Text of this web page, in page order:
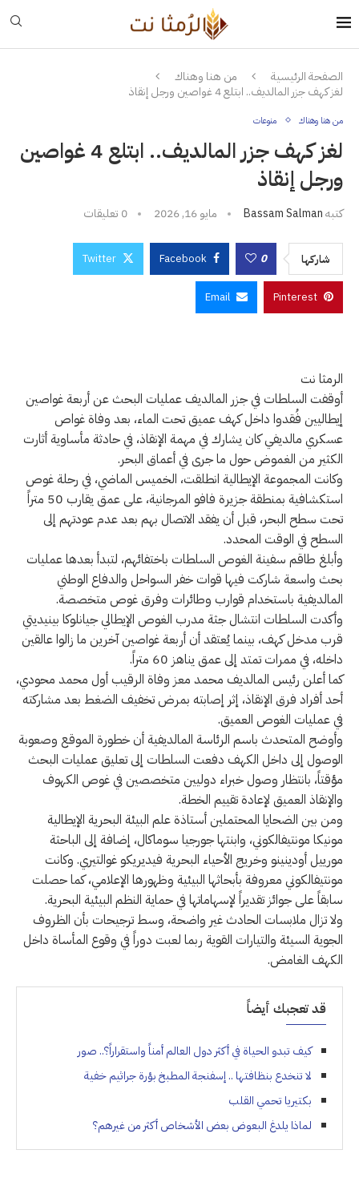
الصفحة الرئيسية
من هنا وهناك
لغز كهف جزر المالديف.. ابتلع 4 غواصين ورجل إنقاذ
من هنا وهناك منوعات
لغز كهف جزر المالديف.. ابتلع 4 غواصين
ورجل إنقاذ
كتبهBassam Salman مايو 16, 2026 0 تعليقات
شاركها 0
Facebook
Twitter
Pinterest
Email
الرمثا نت
أوقفت السلطات في جزر المالديف عمليات البحث عن أربعة غواصين
إيطاليين فُقدوا داخل كهف عميق تحت الماء، بعد وفاة غواص
عسكري مالديفي كان يشارك في مهمة الإنقاذ، في حادثة مأساوية أثارت
الكثير من الغموض حول ما جرى في أعماق البحر.
وكانت المجموعة الإيطالية انطلقت، الخميس الماضي، في رحلة غوص
استكشافية بمنطقة جزيرة فافو المرجانية، على عمق يقارب 50 متراً
تحت سطح البحر، قبل أن يفقد الاتصال بهم بعد عدم عودتهم إلى
السطح في الوقت المحدد.
وأبلغ طاقم سفينة الغوص السلطات باختفائهم، لتبدأ بعدها عمليات
بحث واسعة شاركت فيها قوات خفر السواحل والدفاع الوطني
المالديفية باستخدام قوارب وطائرات وفرق غوص متخصصة.
وأكدت السلطات انتشال جثة مدرب الغوص الإيطالي جيانلوكا بينيديتي
قرب مدخل كهف، بينما يُعتقد أن أربعة غواصين آخرين ما زالوا عالقين
داخله، في ممرات تمتد إلى عمق يناهز 60 متراً.
كما أعلن رئيس المالديف محمد معز وفاة الرقيب أول محمد محودي،
أحد أفراد فرق الإنقاذ، إثر إصابته بمرض تخفيف الضغط بعد مشاركته
في عمليات الغوص العميق.
وأوضح المتحدث باسم الرئاسة المالديفية أن خطورة الموقع وصعوبة
الوصول إلى داخل الكهف دفعت السلطات إلى تعليق عمليات البحث
مؤقتاً، بانتظار وصول خبراء دوليين متخصصين في غوص الكهوف
والإنقاذ العميق لإعادة تقييم الخطة.
ومن بين الضحايا المحتملين أستاذة علم البيئة البحرية الإيطالية
مونيكا مونتيفالكوني، وابنتها جورجيا سوماكال، إضافة إلى الباحثة
مورييل أودينينو وخريج الأحياء البحرية فيديريكو غوالتيري. وكانت
مونتيفالكوني معروفة بأبحاثها البيئية وظهورها الإعلامي، كما حصلت
سابقاً على جوائز تقديراً لإسهاماتها في حماية النظم البيئية البحرية.
ولا تزال ملابسات الحادث غير واضحة، وسط ترجيحات بأن الظروف
الجوية السيئة والتيارات القوية ربما لعبت دوراً في وقوع المأساة داخل
الكهف الغامض.
قد تعجبك أيضاً
كيف تبدو الحياة في أكثر دول العالم أمناً واستقراراً؟.. صور
لا تنخدع بنظافتها .. إسفنجة المطبخ بؤرة جراثيم خفية
بكتيريا تحمي القلب
لماذا يلدغ البعوض بعض الأشخاص أكثر من غيرهم؟